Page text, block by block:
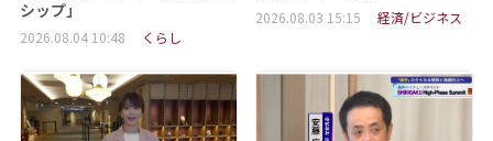
シップ」
2026.08.04 10:48 くらし
2026.08.03 15:15 経済/ビジネス